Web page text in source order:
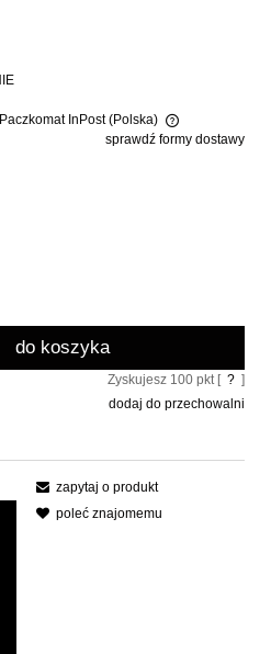
InPost (Polska)
kosztów płatnościsprawdź formy dostawy
do koszyka
Zyskujesz 100 pkt [ ? ]
dodaj do przechowalni
zapytaj o produkt
poleć znajomemu